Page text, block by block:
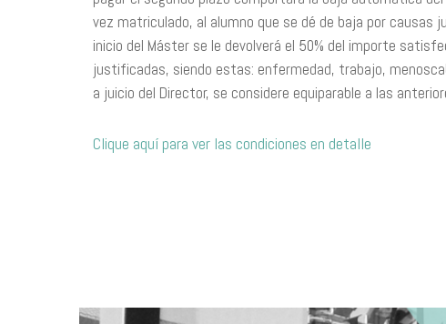
vez matriculado, al alumno que se dé de baja por
inicio del Máster se le devolverá el 50% del importe
justificadas, siendo estas: enfermedad, trabajo,
a juicio del Director, se considere equiparable a las
Clique aquí para ver las condiciones en detalle